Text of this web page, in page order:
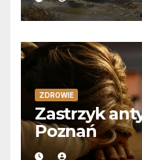
ZDROWIE
Zastrzyk
Poznań